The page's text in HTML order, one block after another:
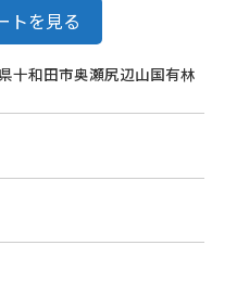
トを見る
十和田市奥瀬尻辺山国有林